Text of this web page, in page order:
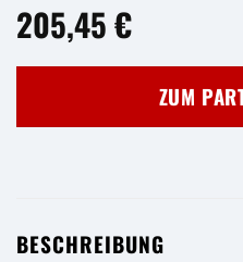
205,45€
ZUM
BESCHREIBUNG